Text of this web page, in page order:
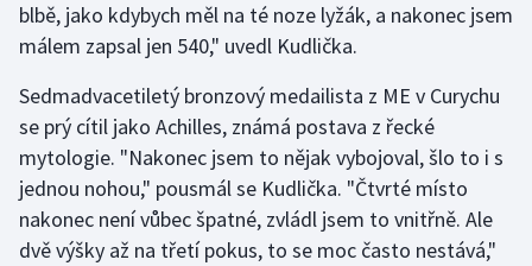
Krasobruslení
Lyže a snowboard
Moderní pětiboj
Motorsport
blbě, jako kdybych měl na té noze lyžák, a nakonec jsem
málem zapsal jen 540," uvedl Kudlička.
Sedmadvacetiletý bronzový medailista z ME v Curychu
se prý cítil jako Achilles, známá postava z řecké
mytologie. "Nakonec jsem to nějak vybojoval, šlo to i s
jednou nohou," pousmál se Kudlička. "Čtvrté místo
nakonec není vůbec špatné, zvládl jsem to vnitřně. Ale
dvě výšky až na třetí pokus, to se moc často nestává,"